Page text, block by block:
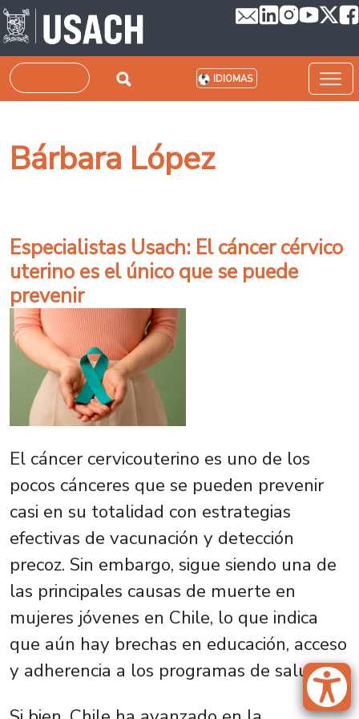
Pasar al contenido principal
Buscar IDIOMAS
Bárbara López
Especialistas Usach: El cáncer cérvico
uterino es el único que se puede
prevenir
El cáncer cervicouterino es uno de los
pocos cánceres que se pueden prevenir
casi en su totalidad con estrategias
efectivas de vacunación y detección
precoz. Sin embargo, sigue siendo una de
las principales causas de muerte en
mujeres jóvenes en Chile, lo que indica
que aún hay brechas en educación, acceso
y adherencia a los programas de salud.